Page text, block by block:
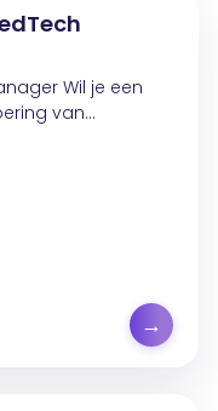
Wil je een
van
Clinical
→